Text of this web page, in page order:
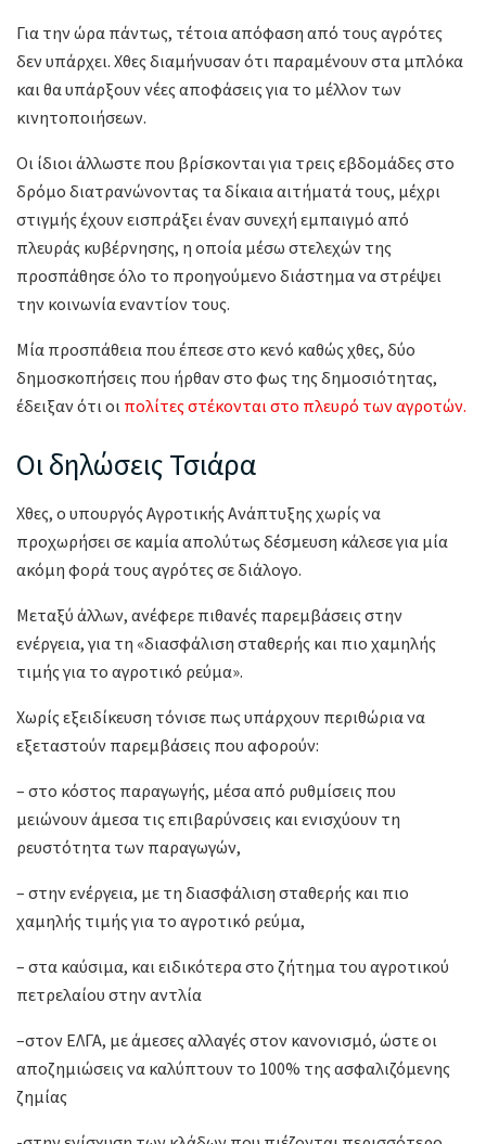
Για την ώρα πάντως, τέτοια απόφαση από τους αγρότες
δεν υπάρχει. Χθες διαμήνυσαν ότι παραμένουν στα μπλόκα
και θα υπάρξουν νέες αποφάσεις για το μέλλον των
κινητοποιήσεων.
Οι ίδιοι άλλωστε που βρίσκονται για τρεις εβδομάδες στο
δρόμο διατρανώνοντας τα δίκαια αιτήματά τους, μέχρι
στιγμής έχουν εισπράξει έναν συνεχή εμπαιγμό από
πλευράς κυβέρνησης, η οποία μέσω στελεχών της
προσπάθησε όλο το προηγούμενο διάστημα να στρέψει
την κοινωνία εναντίον τους.
Μία προσπάθεια που έπεσε στο κενό καθώς χθες, δύο
δημοσκοπήσεις που ήρθαν στο φως της δημοσιότητας,
έδειξαν ότι οι πολίτες στέκονται στο πλευρό των αγροτών.
Οι δηλώσεις Τσιάρα
Χθες, ο υπουργός Αγροτικής Ανάπτυξης χωρίς να
προχωρήσει σε καμία απολύτως δέσμευση κάλεσε για μία
ακόμη φορά τους αγρότες σε διάλογο.
Μεταξύ άλλων, ανέφερε πιθανές παρεμβάσεις στην
ενέργεια, για τη «διασφάλιση σταθερής και πιο χαμηλής
τιμής για το αγροτικό ρεύμα».
Χωρίς εξειδίκευση τόνισε πως υπάρχουν περιθώρια να
εξεταστούν παρεμβάσεις που αφορούν:
– στο κόστος παραγωγής, μέσα από ρυθμίσεις που
μειώνουν άμεσα τις επιβαρύνσεις και ενισχύουν τη
ρευστότητα των παραγωγών,
– στην ενέργεια, με τη διασφάλιση σταθερής και πιο
χαμηλής τιμής για το αγροτικό ρεύμα,
– στα καύσιμα, και ειδικότερα στο ζήτημα του αγροτικού
πετρελαίου στην αντλία
–στον ΕΛΓΑ, με άμεσες αλλαγές στον κανονισμό, ώστε οι
αποζημιώσεις να καλύπτουν το 100% της ασφαλιζόμενης
ζημίας